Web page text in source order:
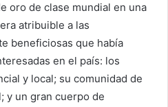
oro de clase mundial en una
atribuible a las
beneficiosas que había
en el país: los
y local; su comunidad de
y un gran cuerpo de